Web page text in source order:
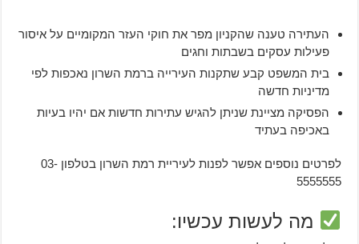
העתירה טענה שהקניון מפר את חוקי העזר המקומיים על איסור
פעילות עסקים בשבתות וחגים
בית המשפט קבע שתקנות העירייה ברמת השרון נאכפות לפי
מדיניות חדשה
הפסיקה מציינת שניתן להגיש עתירות חדשות אם יהיו בעיות
באכיפה בעתיד
לפרטים נוספים אפשר לפנות לעיריית רמת השרון בטלפון 03-
5555555
מה לעשות עכשיו: